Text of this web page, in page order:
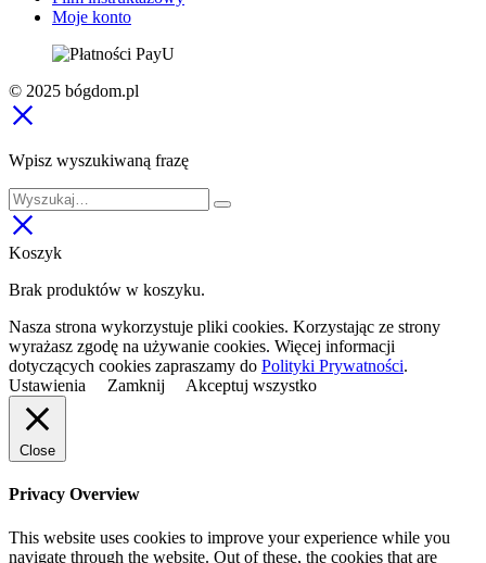
Moje konto
© 2025 bógdom.pl
Wpisz wyszukiwaną frazę
Koszyk
Brak produktów w koszyku.
Nasza strona wykorzystuje pliki cookies. Korzystając ze strony
wyrażasz zgodę na używanie cookies. Więcej informacji
dotyczących cookies zapraszamy do Polityki Prywatności.
Ustawienia
Zamknij Akceptuj wszystko
Close
Privacy Overview
This website uses cookies to improve your experience while you
navigate through the website. Out of these, the cookies that are